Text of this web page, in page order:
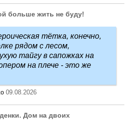
больше жить не буду!
тётка, конечно,
рядом с лесом,
тайгу в сапожках на
на плече - это же
09.08.2026
Дом на двоих